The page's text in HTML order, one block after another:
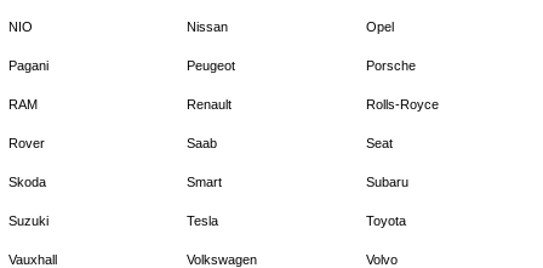
NIO Nissan Opel
Pagani Peugeot Porsche
RAM Renault Rolls-Royce
Rover Saab Seat
Skoda Smart Subaru
Suzuki Tesla Toyota
Vauxhall Volkswagen Volvo